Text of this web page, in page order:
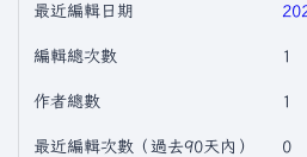
最近編輯日期
編輯總次數 1
作者總數 1
最近編輯次數（過去90天內） 0